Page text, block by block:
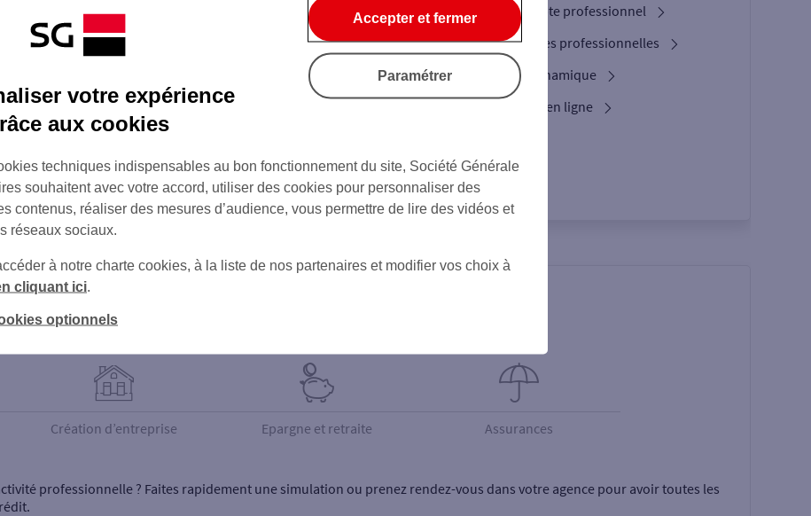
Ouverture de compte professionnel
Nos cartes bancaires professionnelles
L'option Crypto Dynamique
Services bancaires en ligne
professionnelle ? Faites rapidement une simulation ou prenez rendez-vous dans votre agence pour avoir toutes les
Création d’entreprise Epargne et retraite Assurances
votre expérience
aux cookies
techniques indispensables au bon fonctionnement du site, Société Générale
souhaitent avec votre accord, utiliser des cookies pour personnaliser des
contenus, réaliser des mesures d’audience, vous permettre de lire des vidéos et
réseaux sociaux.
à notre charte cookies, à la liste de nos partenaires et modifier vos choix à
cliquant ici.
optionnels
Accepter et fermer
Paramétrer